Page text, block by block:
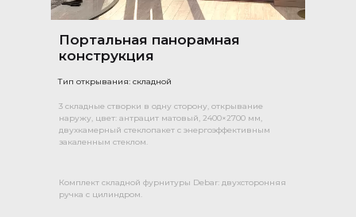
Портальная панорамная
конструкция
Тип открывания: складной
3 складные створки в одну сторону, открывание
наружу, цвет: антрацит матовый, 2400×2700 мм,
двухкамерный стеклопакет с энергоэффективным
закаленным стеклом.
Комплект складной фурнитуры Debar: двухсторонняя
ручка с цилиндром.